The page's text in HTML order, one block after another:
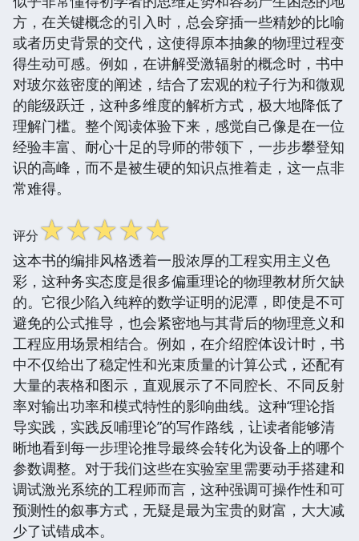
方，在关键概念的引入时，总会穿插一些精妙的比喻
或者历史背景的交代，这使得原本抽象的物理过程变
得生动可感。例如，在讲解受激辐射的概念时，书中
对玻尔兹密度的阐述，结合了宏观的粒子行为和微观
的能级跃迁，这种多维度的解析方式，极大地降低了
理解门槛。整个阅读体验下来，感觉自己像是在一位
经验丰富、耐心十足的导师的带领下，一步步攀登知
识的高峰，而不是被生硬的知识点推着走，这一点非
常难得。
评分☆☆☆☆☆
这本书的编排风格透着一股浓厚的工程实用主义色
彩，这种务实态度是很多偏重理论的物理教材所欠缺
的。它很少陷入纯粹的数学证明的泥潭，即使是不可
避免的公式推导，也会紧密地与其背后的物理意义和
工程应用场景相结合。例如，在介绍腔体设计时，书
中不仅给出了稳定性和光束质量的计算公式，还配有
大量的表格和图示，直观展示了不同腔长、不同反射
率对输出功率和模式特性的影响曲线。这种“理论指
导实践，实践反哺理论”的写作路线，让读者能够清
晰地看到每一步理论推导最终会转化为设备上的哪个
参数调整。对于我们这些在实验室里需要动手搭建和
调试激光系统的工程师而言，这种强调可操作性和可
预测性的叙事方式，无疑是最为宝贵的财富，大大减
少了试错成本。